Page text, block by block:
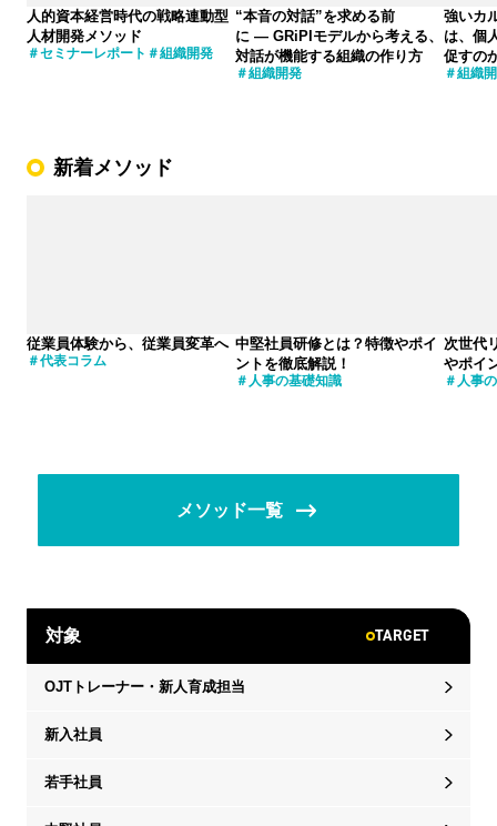
人的資本経営時代の戦略連動型
人材開発メソッド
セミナーレポート 組織開発
“本音の対話”を求める前
に ― GRiPIモデルから考える、
対話が機能する組織の作り方
組織開発
強いカ
は、個
促すの
組織
新着メソッド
従業員体験から、従業員変革へ
代表コラム
中堅社員研修とは？特徴やポイ
ントを徹底解説！
人事の基礎知識
次世代
やポイ
人事
メソッド一覧
対象 TARGET
OJTトレーナー・新人育成担当
新入社員
若手社員